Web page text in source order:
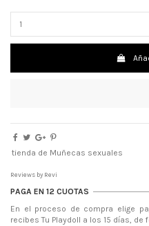
tienda de Muñecas sexuales
Reviews by Revi
PAGA EN 12 CUOTAS
En el proceso de compra elige
recibes Tu Playdoll a los 15 días, de